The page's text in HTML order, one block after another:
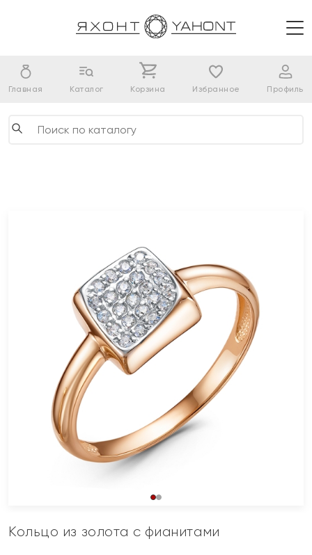
Главная Каталог Корзина Избранное Профиль
Кольцо из золота с фианитами